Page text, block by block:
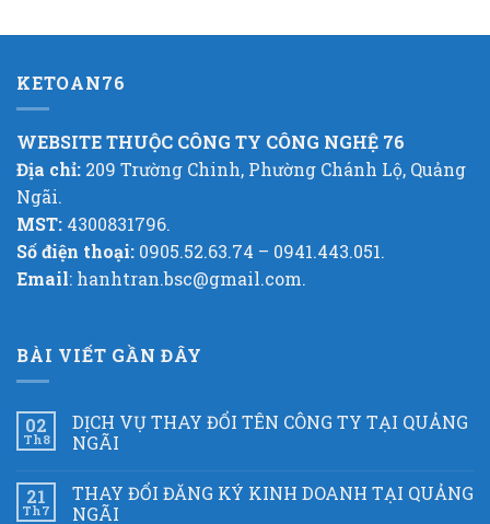
KETOAN76
WEBSITE THUỘC CÔNG TY CÔNG NGHỆ 76
Địa chỉ: 209 Trường Chinh, Phường Chánh Lộ, Quảng
Ngãi.
MST: 4300831796.
Số điện thoại: 0905.52.63.74 – 0941.443.051.
Email: hanhtran.bsc@gmail.com.
BÀI VIẾT GẦN ĐÂY
02
Th8
DỊCH VỤ THAY ĐỔI TÊN CÔNG TY TẠI QUẢNG
NGÃI
21
Th7
THAY ĐỔI ĐĂNG KÝ KINH DOANH TẠI QUẢNG
NGÃI